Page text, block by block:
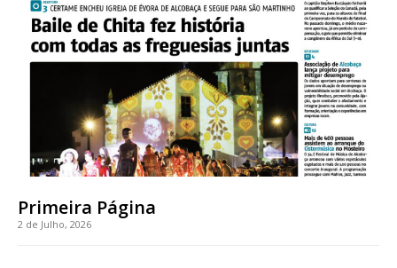
Primeira Página
2 de Julho, 2026